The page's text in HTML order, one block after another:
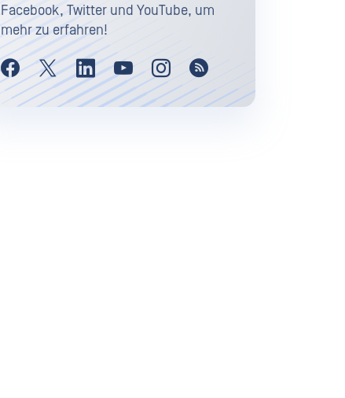
Facebook, Twitter und YouTube, um
mehr zu erfahren!